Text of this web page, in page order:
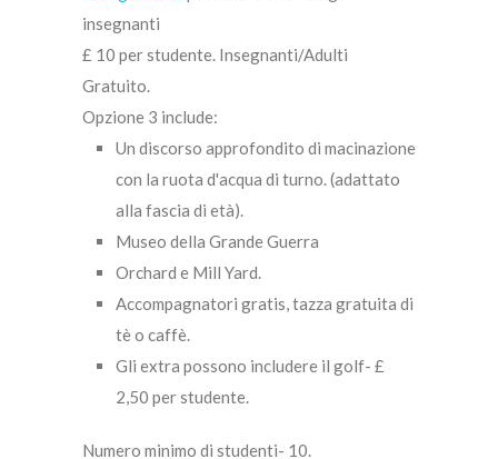
insegnanti
£ 10 per studente. Insegnanti/Adulti
Gratuito.
Opzione 3 include:
Un discorso approfondito di macinazione
con la ruota d'acqua di turno. (adattato
alla fascia di età).
Museo della Grande Guerra
Orchard e Mill Yard.
Accompagnatori gratis, tazza gratuita di
tè o caffè.
Gli extra possono includere il golf- £
2,50 per studente.
Numero minimo di studenti- 10.